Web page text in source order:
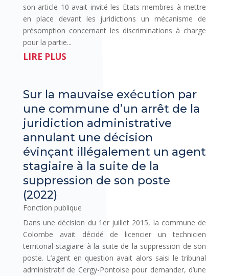
son article 10 avait invité les Etats membres à mettre
en place devant les juridictions un mécanisme de
présomption concernant les discriminations à charge
pour la partie...
LIRE PLUS
Sur la mauvaise exécution par
une commune d’un arrêt de la
juridiction administrative
annulant une décision
évinçant illégalement un agent
stagiaire à la suite de la
suppression de son poste
(2022)
Fonction publique
Dans une décision du 1er juillet 2015, la commune de
Colombe avait décidé de licencier un technicien
territorial stagiaire à la suite de la suppression de son
poste. L’agent en question avait alors saisi le tribunal
administratif de Cergy-Pontoise pour demander, d’une